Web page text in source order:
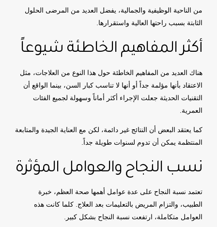
من الناحية الوظيفية والجمالية، يفضل العديد من المرضى الحلول
الثابتة بسبب راحتها العالية واستقرارها.
أكثر المفاهيم الخاطئة شيوعاً
هناك العديد من المفاهيم الخاطئة حول هذا النوع من العلاجات، مثل
الاعتقاد بأنها مؤلمة جداً أو أنها لا تناسب كبار السن، بينما الواقع أن
التقنيات الحديثة جعلت الإجراء أكثر أماناً وسهولة لجميع الفئات
العمرية.
كما يعتقد البعض أن النتائج غير دائمة، لكن مع العناية الجيدة والمتابعة
المنتظمة يمكن أن تدوم لسنوات طويلة جداً.
نسب النجاح والعوامل المؤثرة
تعتمد نسبة النجاح على عدة عوامل أهمها صحة العظم، خبرة
الطبيب، والتزام المريض بالتعليمات بعد العلاج. كلما كانت هذه
العوامل متكاملة، ارتفعت نسبة النجاح بشكل كبير.